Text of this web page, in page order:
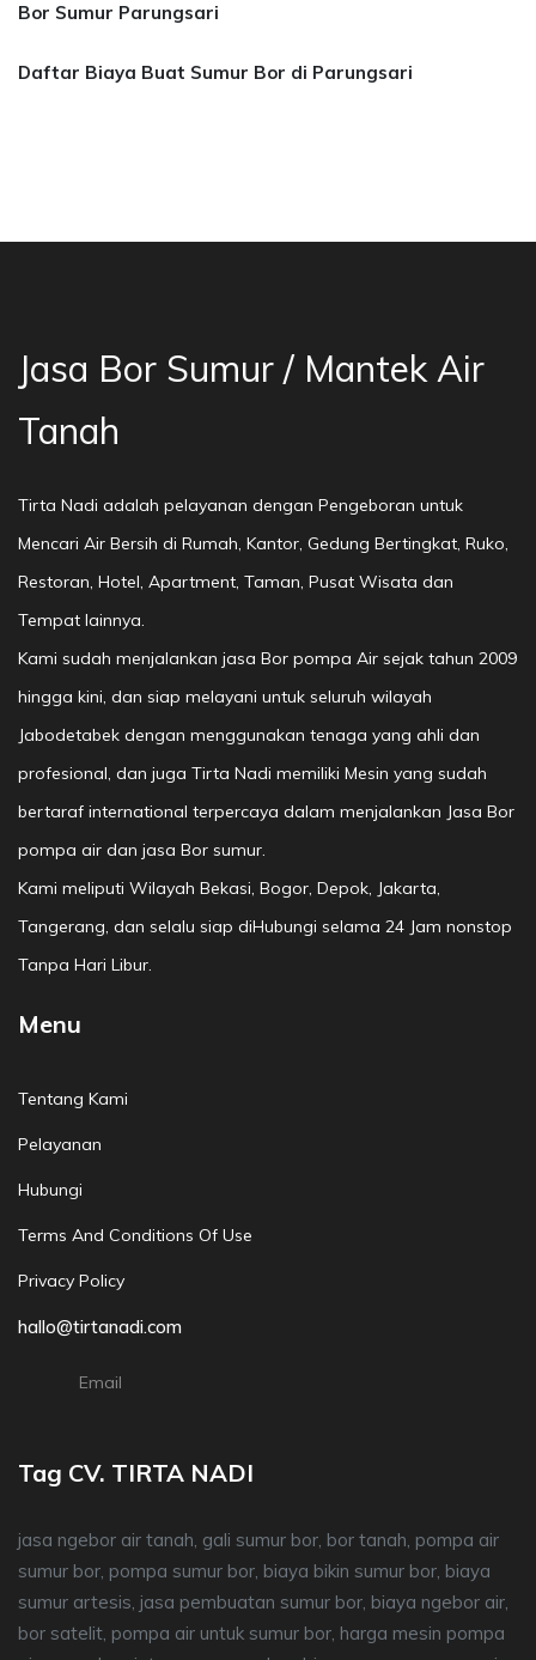
Bor Sumur Parungsari
Daftar Biaya Buat Sumur Bor di Parungsari
Jasa Bor Sumur / Mantek Air
Tanah
Tirta Nadi adalah pelayanan dengan Pengeboran untuk
Mencari Air Bersih di Rumah, Kantor, Gedung Bertingkat, Ruko,
Restoran, Hotel, Apartment, Taman, Pusat Wisata dan
Tempat lainnya.
Kami sudah menjalankan jasa Bor pompa Air sejak tahun 2009
hingga kini, dan siap melayani untuk seluruh wilayah
Jabodetabek dengan menggunakan tenaga yang ahli dan
profesional, dan juga Tirta Nadi memiliki Mesin yang sudah
bertaraf international terpercaya dalam menjalankan Jasa Bor
pompa air dan jasa Bor sumur.
Kami meliputi Wilayah Bekasi, Bogor, Depok, Jakarta,
Tangerang, dan selalu siap diHubungi selama 24 Jam nonstop
Tanpa Hari Libur.
Menu
Tentang Kami
Pelayanan
Hubungi
Terms And Conditions Of Use
Privacy Policy
hallo@tirtanadi.com
Email
Tag CV. TIRTA NADI
jasa ngebor air tanah, gali sumur bor, bor tanah, pompa air
sumur bor, pompa sumur bor, biaya bikin sumur bor, biaya
sumur artesis, jasa pembuatan sumur bor, biaya ngebor air,
bor satelit, pompa air untuk sumur bor, harga mesin pompa